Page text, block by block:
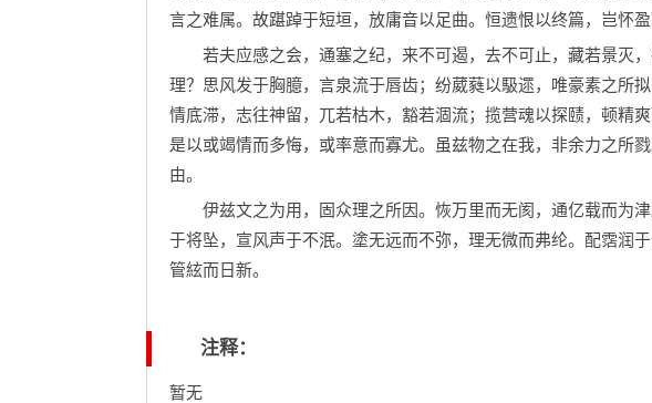
言之难属。故踸踔于短垣，放庸音以足曲。恒遗恨以终篇，岂怀
若夫应感之会，通塞之纪，来不可遏，去不可止，藏若景灭，
理？思风发于胸臆，言泉流于唇齿；纷葳蕤以馺遝，唯豪素之所
情底滞，志往神留，兀若枯木，豁若涸流；揽营魂以探赜，顿精
是以或竭情而多悔，或率意而寡尤。虽兹物之在我，非余力之所
由。
伊兹文之为用，固众理之所因。恢万里而无阂，通亿载而为津
于将坠，宣风声于不泯。塗无远而不弥，理无微而弗纶。配霑润
管絃而日新。
注释：
暂无